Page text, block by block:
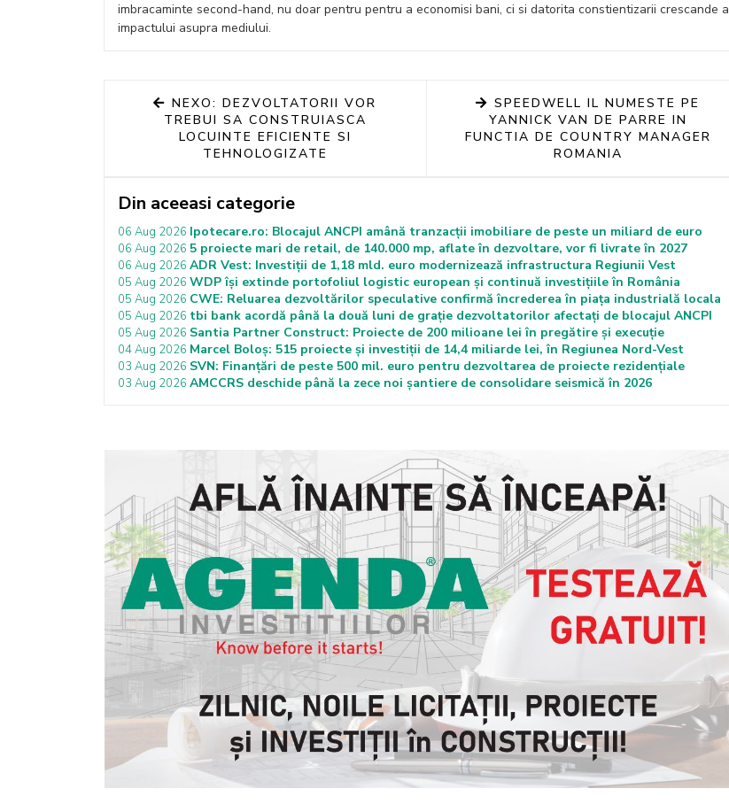
imbracaminte second-hand, nu doar pentru pentru a economisi bani, ci si datorita constientizarii crescande a
impactului asupra mediului.
NEXO: DEZVOLTATORII VOR
TREBUI SA CONSTRUIASCA
LOCUINTE EFICIENTE SI
TEHNOLOGIZATE
SPEEDWELL IL NUMESTE PE
YANNICK VAN DE PARRE IN
FUNCTIA DE COUNTRY MANAGER
ROMANIA
Din aceeasi categorie
06 Aug 2026 Ipotecare.ro: Blocajul ANCPI amână tranzacții imobiliare de peste un miliard de euro
06 Aug 2026 5 proiecte mari de retail, de 140.000 mp, aflate în dezvoltare, vor fi livrate în 2027
06 Aug 2026 ADR Vest: Investiții de 1,18 mld. euro modernizează infrastructura Regiunii Vest
05 Aug 2026 WDP își extinde portofoliul logistic european și continuă investițiile în România
05 Aug 2026 CWE: Reluarea dezvoltărilor speculative confirmă încrederea în piața industrială locala
05 Aug 2026 tbi bank acordă până la două luni de grație dezvoltatorilor afectați de blocajul ANCPI
05 Aug 2026 Santia Partner Construct: Proiecte de 200 milioane lei în pregătire și execuție
04 Aug 2026 Marcel Boloș: 515 proiecte și investiții de 14,4 miliarde lei, în Regiunea Nord-Vest
03 Aug 2026 SVN: Finanțări de peste 500 mil. euro pentru dezvoltarea de proiecte rezidențiale
03 Aug 2026 AMCCRS deschide până la zece noi șantiere de consolidare seismică în 2026